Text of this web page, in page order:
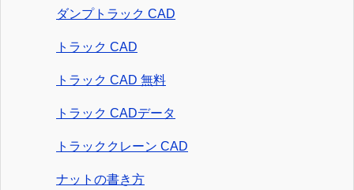
ダンプトラック CAD
トラック CAD
トラック CAD 無料
トラック CADデータ
トラッククレーン CAD
ナットの書き方